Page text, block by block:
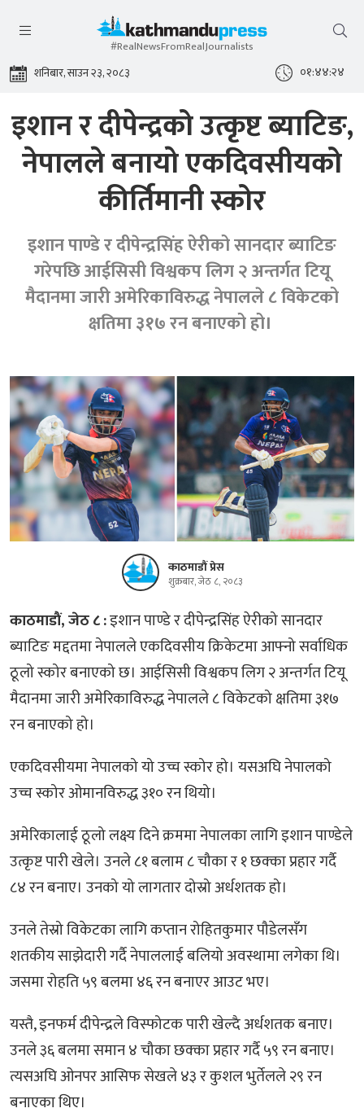
#RealNewsFromRealJournalists
शनिबार, साउन २३, २०८३ ०१:४४:२५
इशान र दीपेन्द्रको उत्कृष्ट ब्याटिङ,
नेपालले बनायाे एकदिवसीयको
कीर्तिमानी स्कोर
इशान पाण्डे र दीपेन्द्रसिंह ऐरीको सानदार ब्याटिङ
गरेपछि आईसिसी विश्वकप लिग २ अन्तर्गत टियू
मैदानमा जारी अमेरिकाविरुद्ध नेपालले ८ विकेटको
क्षतिमा ३१७ रन बनाएको हो।
काठमाडौं प्रेस
शुक्रबार, जेठ ८, २०८३
काठमाडाैं, जेठ ८ :इशान पाण्डे र दीपेन्द्रसिंह ऐरीको सानदार
ब्याटिङ मद्दतमा नेपालले एकदिवसीय क्रिकेटमा आफ्नो सर्वाधिक
ठूलो स्कोर बनाएको छ। आईसिसी विश्वकप लिग २ अन्तर्गत टियू
मैदानमा जारी अमेरिकाविरुद्ध नेपालले ८ विकेटको क्षतिमा ३१७
रन बनाएको हो।
एकदिवसीयमा नेपालको यो उच्च स्कोर हो। यसअघि नेपालको
उच्च स्कोर ओमानविरुद्ध ३१० रन थियो।
अमेरिकालाई ठूलो लक्ष्य दिने क्रममा नेपालका लागि इशान पाण्डेले
उत्कृष्ट पारी खेले। उनले ८१ बलाम ८ चौका र १ छक्का प्रहार गर्दै
८४ रन बनाए। उनको यो लागतार दोस्रो अर्धशतक हो।
उनले तेस्रो विकेटका लागि कप्तान रोहितकुमार पौडेलसँग
शतकीय साझेदारी गर्दै नेपाललाई बलियो अवस्थामा लगेका थि।
जसमा रोहति ५९ बलमा ४६ रन बनाएर आउट भए।
यस्तै, इनफर्म दीपेन्द्रले विस्फोटक पारी खेल्दै अर्धशतक बनाए।
उनले ३६ बलमा समान ४ चौका छक्का प्रहार गर्दै ५९ रन बनाए।
त्यसअघि ओनपर आसिफ सेखले ४३ र कुशल भुर्तेलले २९ रन
बनाएका थिए।